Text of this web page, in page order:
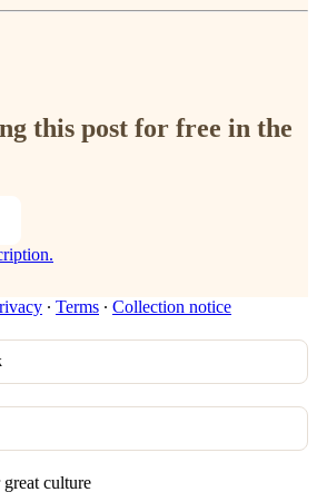
this post for free in the
∙ Terms ∙ Collection notice
culture